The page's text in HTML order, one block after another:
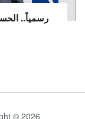
رسمياً..
© 2026